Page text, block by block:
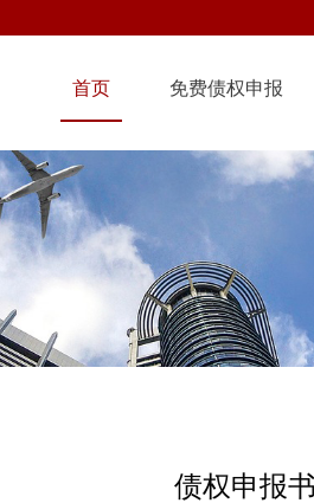
首页 免费债权申报
债权申报